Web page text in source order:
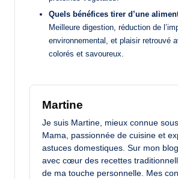
Quels bénéfices tirer d’une
Meilleure digestion, réduction de
environnemental, et plaisir retrouvé
colorés et savoureux.
Martine
Je suis Martine, mieux connue
Mama, passionnée de cuisine et
astuces domestiques. Sur mon
avec cœur des recettes
de ma touche personnelle. Mes